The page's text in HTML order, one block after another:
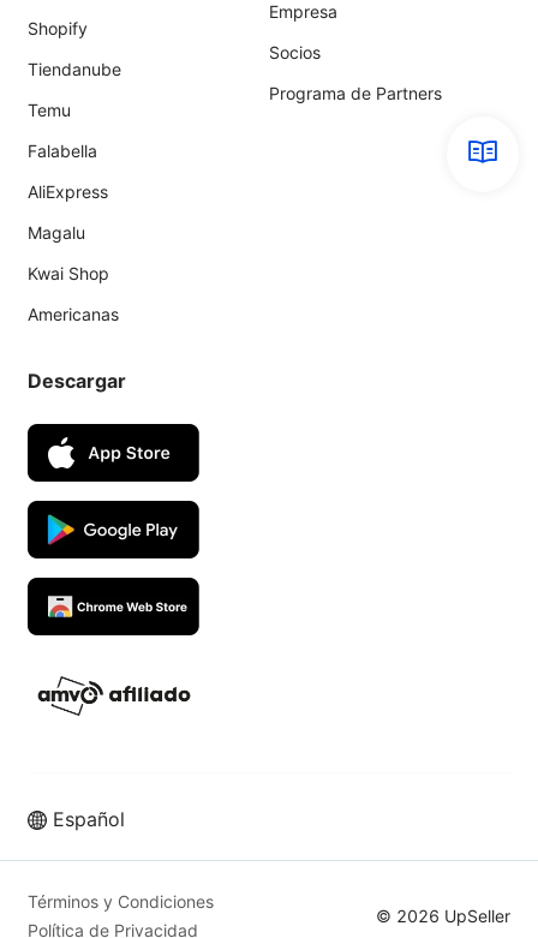
Shopify
Tiendanube
Temu
Falabella
AliExpress
Magalu
Kwai Shop
Americanas
Empresa
Socios
Programa de Partners
Descargar
Español
Términos y Condiciones
Política de Privacidad
© 2026 UpSeller